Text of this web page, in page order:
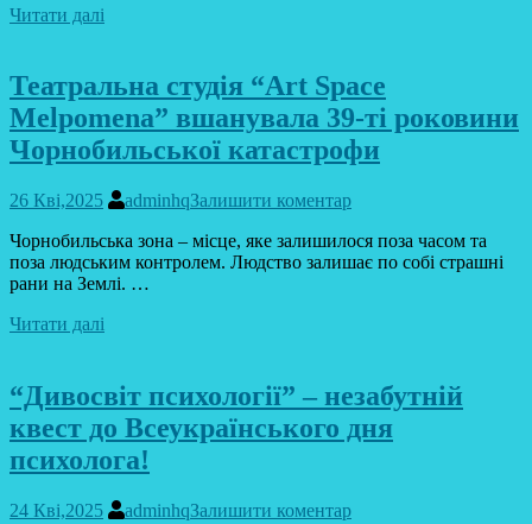
Читати далі
Театральна студія “Art Space
Melpomena” вшанувала 39-ті роковини
Чорнобильської катастрофи
26 Кві,2025 adminhqЗалишити коментар
Чорнобильська зона – місце, яке залишилося поза часом та
поза людським контролем. Людство залишає по собі страшні
рани на Землі. …
Читати далі
“Дивосвіт психології” – незабутній
квест до Всеукраїнського дня
психолога!
24 Кві,2025 adminhqЗалишити коментар